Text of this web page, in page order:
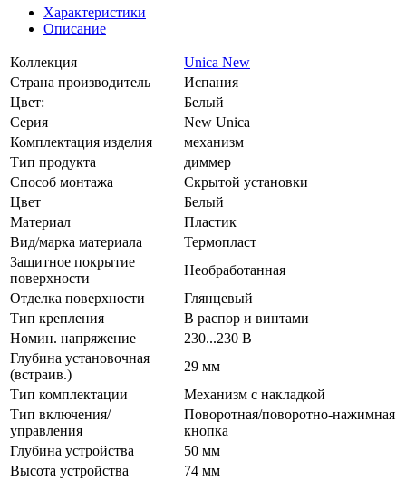
Характеристики
Описание
Коллекция
Unica New
Страна производитель
Испания
Цвет:
Белый
Серия
New Unica
Комплектация изделия
механизм
Тип продукта
диммер
Способ монтажа
Скрытой установки
Цвет
Белый
Материал
Пластик
Вид/марка материала
Термопласт
Защитное покрытие
поверхности
Необработанная
Отделка поверхности
Глянцевый
Тип крепления
В распор и винтами
Номин. напряжение
230...230 В
Глубина установочная
(встраив.)
29 мм
Тип комплектации
Механизм с накладкой
Тип включения/
управления
Поворотная/поворотно-нажимная
кнопка
Глубина устройства
50 мм
Высота устройства
74 мм